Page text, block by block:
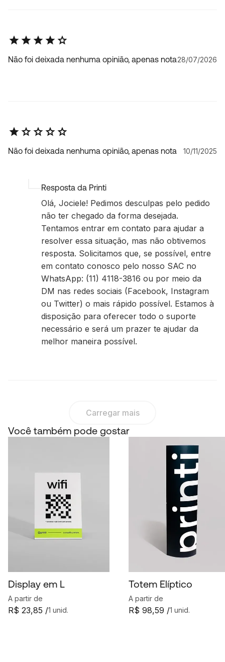
Não foi deixada nenhuma opinião, apenas nota28/07/2026
Não foi deixada nenhuma opinião, apenas nota 10/11/2025
Resposta da Printi
Olá, Jociele! Pedimos desculpas pelo pedido
não ter chegado da forma desejada.
Tentamos entrar em contato para ajudar a
resolver essa situação, mas não obtivemos
resposta. Solicitamos que, se possível, entre
em contato conosco pelo nosso SAC no
WhatsApp: (11) 4118-3816 ou por meio da
DM nas redes sociais (Facebook, Instagram
ou Twitter) o mais rápido possível. Estamos à
disposição para oferecer todo o suporte
necessário e será um prazer te ajudar da
melhor maneira possível.
Carregar mais
Você também pode gostar
Display em L
A partir de
1 unid.
R$ 23,85 /
Totem Elíptico
A partir de
1 unid.
R$ 98,59 /